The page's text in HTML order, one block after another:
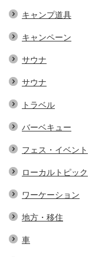
キャンプ道具
キャンペーン
サウナ
サウナ
トラベル
バーベキュー
フェス・イベント
ローカルトピック
ワーケーション
地方・移住
車